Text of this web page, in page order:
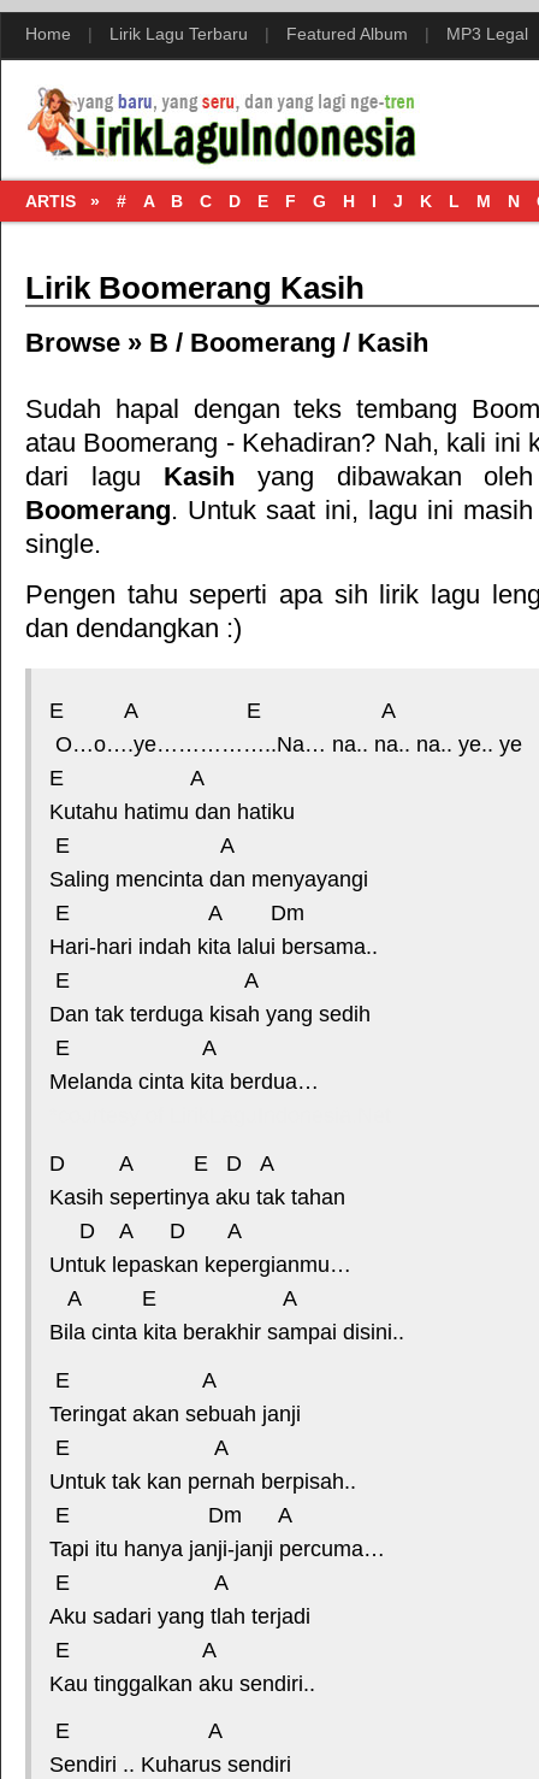
Home | Lirik Lagu Terbaru | Featured Album | MP3 Legal
ARTIS » # A B C D E F G H I J K L M N
Lirik Boomerang Kasih
Browse » B / Boomerang / Kasih
Sudah hapal dengan teks tembang
atau Boomerang - Kehadiran? Nah, kali ini
dari lagu Kasih yang dibawakan
Boomerang. Untuk saat ini, lagu ini
single.
Pengen tahu seperti apa sih lirik lagu
dan dendangkan :)
E A E A
O…o….ye……………..Na… na.. na.. na.. ye.. ye
E A
Kutahu hatimu dan hatiku
E A
Saling mencinta dan menyayangi
E A Dm
Hari-hari indah kita lalui bersama..
E A
Dan tak terduga kisah yang sedih
E A
Melanda cinta kita berdua…
D A E D A
Kasih sepertinya aku tak tahan
D A D A
Untuk lepaskan kepergianmu…
A E A
Bila cinta kita berakhir sampai disini..
E A
Teringat akan sebuah janji
E A
Untuk tak kan pernah berpisah..
E Dm A
Tapi itu hanya janji-janji percuma…
E A
Aku sadari yang tlah terjadi
E A
Kau tinggalkan aku sendiri..
E A
Sendiri .. Kuharus sendiri